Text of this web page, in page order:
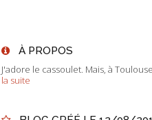
À PROPOS
J'adore le cassoulet. Mais, à
la suite